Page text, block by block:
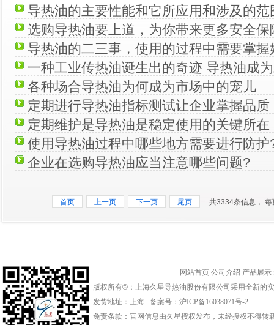
导热油的主要性能和它所应用和涉及的范
选购导热油要上道，为你带来更多安全保
导热油的二三事，使用的过程中需要掌
一种工业传热油诞生出的奇迹 导热油成
各种场合导热油为何成为市场中的宠儿
定期进行导热油指标测试让企业掌握品质
定期维护是导热油是稳定使用的关键所在
使用导热油过程中哪些地方需要进行防护
企业在选购导热油应当注意哪些问题?
首页 上一页 下一页 尾页 共3334条信息， 每
网站首页 公司介绍 产品展示
版权所有©：上海久星导热油股份有限公司采用全新的
发货地址：上海 备案号： 沪ICP备16038071号-2
免责条款：官网信息由久星授权发布，未经授权不得